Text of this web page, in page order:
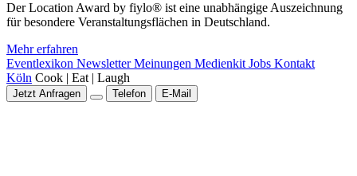
Der Location Award by fiylo® ist eine unabhängige Auszeichnung
für besondere Veranstaltungsflächen in Deutschland.
Mehr erfahren
Eventlexikon NewsletterMeinungen Medienkit Jobs Kontakt
Köln Cook | Eat | Laugh
Jetzt Anfragen Telefon E-Mail